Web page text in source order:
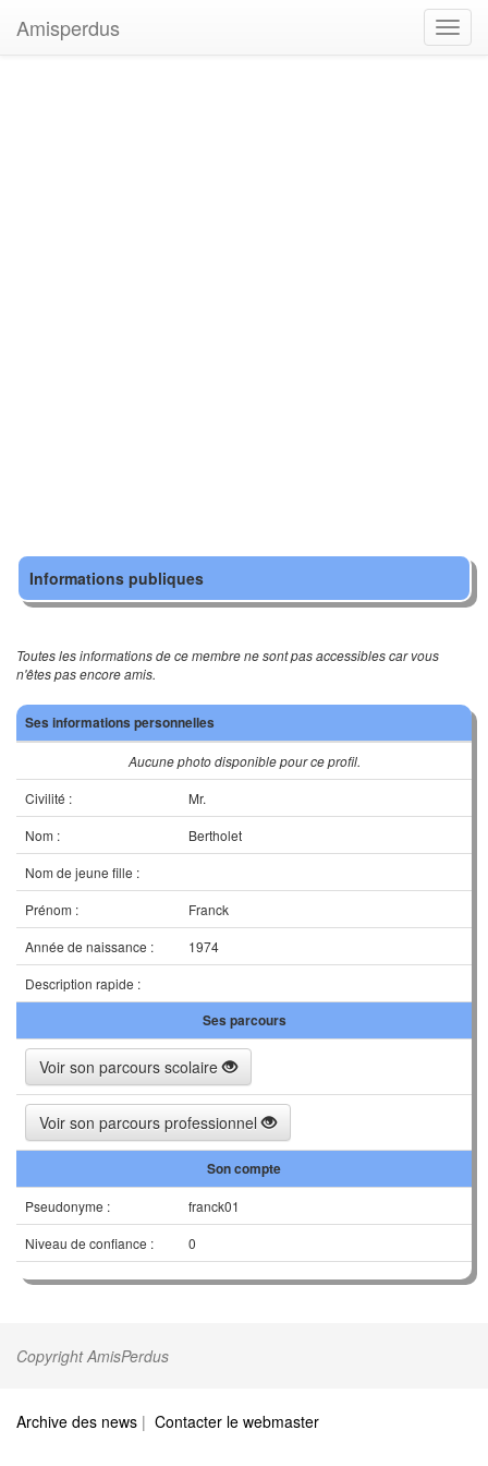
Amisperdus
Informations publiques
Toutes les informations de ce membre ne sont pas accessibles car vous
n'êtes pas encore amis.
Ses informations personnelles
Aucune photo disponible pour ce profil.
Civilité :
Mr.
Nom :
Bertholet
Nom de jeune fille :
Prénom :
Franck
Année de naissance :
1974
Description rapide :
Ses parcours
Voir son parcours scolaire
Voir son parcours professionnel
Son compte
Pseudonyme :
franck01
Niveau de confiance :
0
Copyright AmisPerdus
Archive des news | Contacter le webmaster